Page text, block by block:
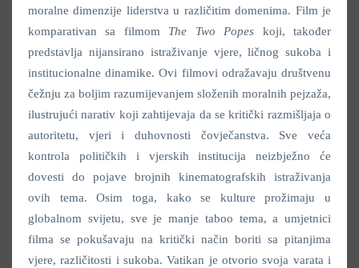
moralne dimenzije liderstva u različitim domenima. Film je
komparativan sa filmom The Two Popes koji, također
predstavlja nijansirano istraživanje vjere, ličnog sukoba i
institucionalne dinamike. Ovi filmovi odražavaju društvenu
čežnju za boljim razumijevanjem složenih moralnih pejzaža,
ilustrujući narativ koji zahtijevaja da se kritički razmišljaja o
autoritetu, vjeri i duhovnosti čovječanstva. Sve veća
kontrola političkih i vjerskih institucija neizbježno će
dovesti do pojave brojnih kinematografskih istraživanja
ovih tema. Osim toga, kako se kulture prožimaju u
globalnom svijetu, sve je manje taboo tema, a umjetnici
filma se pokušavaju na kritički način boriti sa pitanjima
vjere, različitosti i sukoba. Vatikan je otvorio svoja varata i